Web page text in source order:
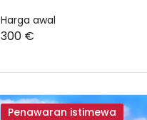
Harga awal
300 €
Penawaran istimewa